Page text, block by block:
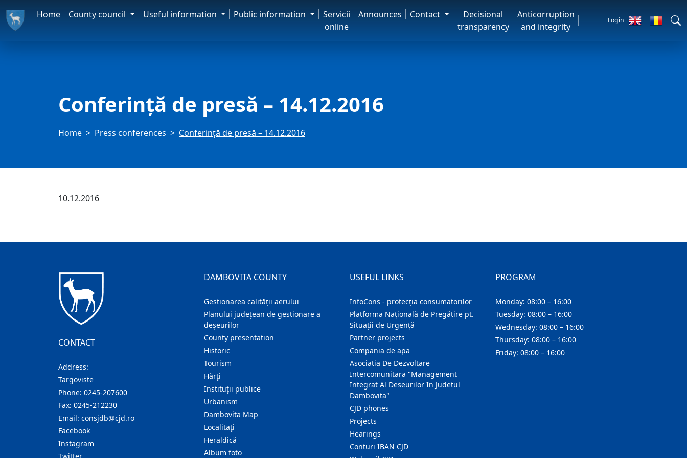
Home County council Useful information Public information
Servicii
online
Announces Contact
Decisional
transparency
Anticorruption
and integrity
Login
Conferință de presă – 14.12.2016
Home Press conferences Conferință de presă – 14.12.2016
10.12.2016
CONTACT
Address:
Targoviste
Phone: 0245-207600
Fax: 0245-212230
Email: consjdb@cjd.ro
Facebook
Instagram
DAMBOVITA COUNTY
Gestionarea calității aerului
Planului județean de gestionare a
deșeurilor
County presentation
Historic
Tourism
Hărţi
Instituţii publice
Urbanism
Dambovita Map
Localitaţi
Heraldică
Album foto
USEFUL LINKS
InfoCons - protecția consumatorilor
Platforma Națională de Pregătire pt.
Situații de Urgență
Partner projects
Compania de apa
Asociatia De Dezvoltare
Intercomunitara "Management
Integrat Al Deseurilor In Judetul
Dambovita"
CJD phones
Projects
Hearings
Conturi IBAN CJD
PROGRAM
Monday: 08:00 – 16:00
Tuesday: 08:00 – 16:00
Wednesday: 08:00 – 16:00
Thursday: 08:00 – 16:00
Friday: 08:00 – 16:00